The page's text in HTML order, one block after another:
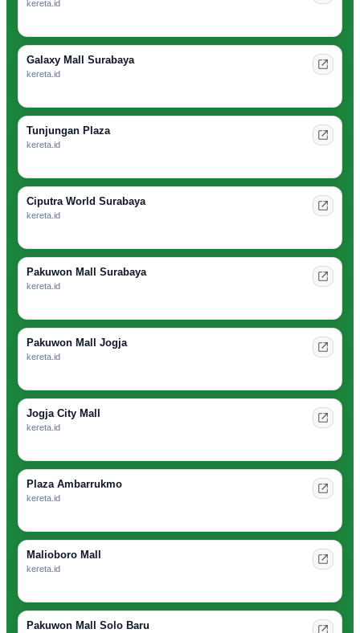
kereta.id
Galaxy Mall Surabaya
kereta.id
Tunjungan Plaza
kereta.id
Ciputra World Surabaya
kereta.id
Pakuwon Mall Surabaya
kereta.id
Pakuwon Mall Jogja
kereta.id
Jogja City Mall
kereta.id
Plaza Ambarrukmo
kereta.id
Malioboro Mall
kereta.id
Pakuwon Mall Solo Baru